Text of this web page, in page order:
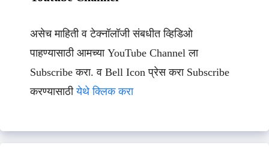
असेच माहिती व टेक्नॉलॉजी संबधीत व्हिडिओ
पाहण्यासाठी आमच्या YouTube Channel ला
Subscribe करा. व Bell Icon प्रेस करा Subscribe
करण्यासाठीयेथे क्लिक करा